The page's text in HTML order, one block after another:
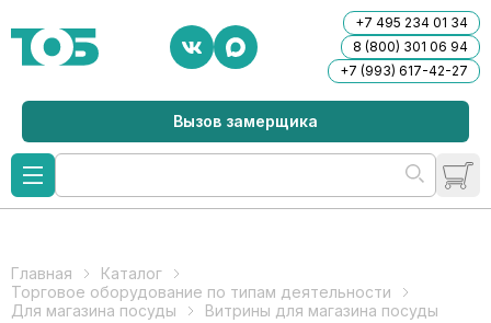
+7 495 234 01 34
8 (800) 301 06 94
+7 (993) 617-42-27
Вызов замерщика
Главная
Каталог
Торговое оборудование по типам деятельности
Для магазина посуды
Витрины для магазина посуды